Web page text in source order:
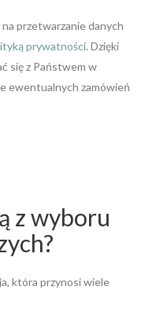
przetwarzanie danych
prywatności. Dzięki
się z Państwem w
ewentualnych zamówień
z wyboru
która przynosi wiele